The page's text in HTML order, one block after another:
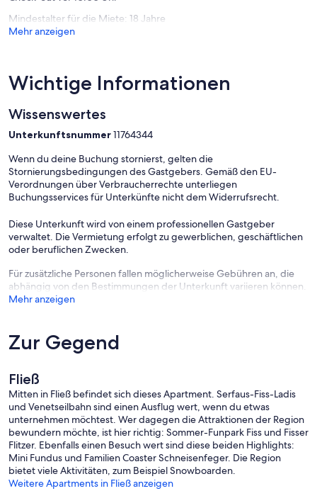
Bettwäsche; Vorhanden
Optionale Dienste, die Sie vor Ort arrangieren können:
Benutzung Waschmaschine; € 5/Wäsche
Mindestalter für die Miete: 18 Jahre
Mehr anzeigen
Wichtige Informationen
Wissenswertes
Unterkunftsnummer11764344
Wenn du deine Buchung stornierst, gelten die
Stornierungsbedingungen des Gastgebers. Gemäß den EU-
Verordnungen über Verbraucherrechte unterliegen
Buchungsservices für Unterkünfte nicht dem Widerrufsrecht.
Diese Unterkunft wird von einem professionellen Gastgeber
verwaltet. Die Vermietung erfolgt zu gewerblichen, geschäftlichen
oder beruflichen Zwecken.
Für zusätzliche Personen fallen möglicherweise Gebühren an, die
abhängig von den Bestimmungen der Unterkunft variieren können.
Mehr anzeigen
Zur Gegend
Fließ
Mitten in Fließ befindet sich dieses Apartment. Serfaus-Fiss-Ladis
und Venetseilbahn sind einen Ausflug wert, wenn du etwas
unternehmen möchtest. Wer dagegen die Attraktionen der Region
bewundern möchte, ist hier richtig: Sommer-Funpark Fiss und Fisser
Flitzer. Ebenfalls einen Besuch wert sind diese beiden Highlights:
Mini Fundus und Familien Coaster Schneisenfeger. Die Region
bietet viele Aktivitäten, zum Beispiel Snowboarden.
Weitere Apartments in Fließ anzeigen